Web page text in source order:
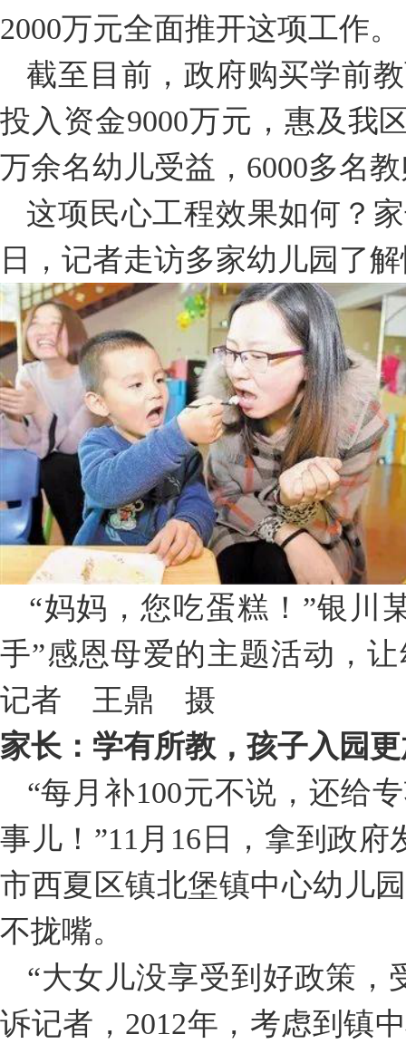
2000万元全面推开这项工作。
截至目前，政府购买学前
投入资金9000万元，惠及我
万余名幼儿受益，6000多名
这项民心工程效果如何？
日，记者走访多家幼儿园了
“妈妈，您吃蛋糕！”银川
手”感恩母爱的主题活动，
记者 王鼎 摄
家长：学有所教，孩子入园
“每月补100元不说，还给
事儿！”11月16日，拿到政府
市西夏区镇北堡镇中心幼儿
不拢嘴。
“大女儿没享受到好政策，
诉记者，2012年，考虑到镇